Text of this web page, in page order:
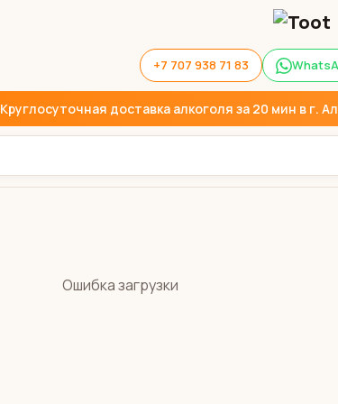
+7 707 938 71 83
Круглосуточная доставка алкоголя за 20 мин в г.
Ошибка загрузки